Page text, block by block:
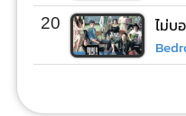
20 ไม่บ